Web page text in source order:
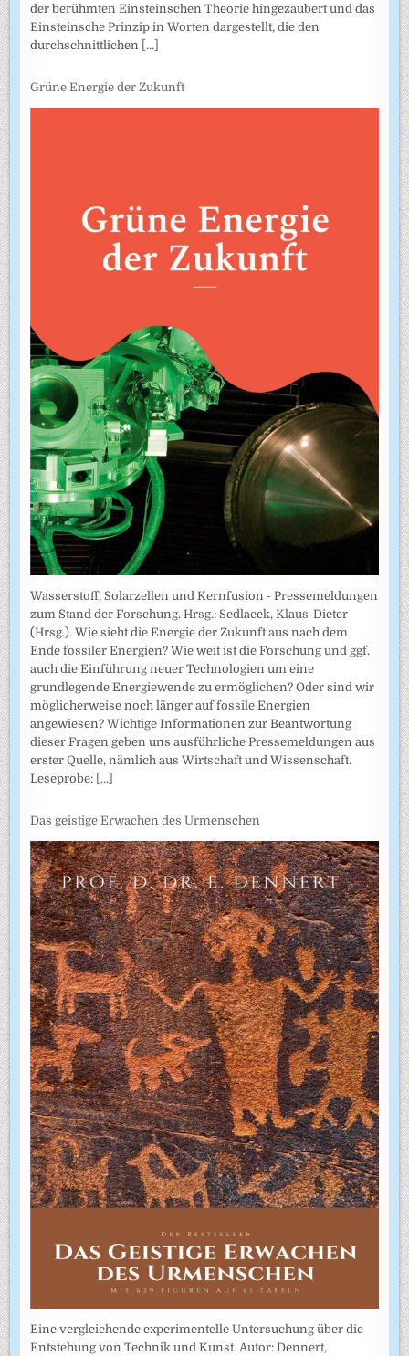
der berühmten Einsteinschen Theorie hingezaubert und das
Einsteinsche Prinzip in Worten dargestellt, die den
durchschnittlichen [...]
Grüne Energie der Zukunft
Wasserstoff, Solarzellen und Kernfusion - Pressemeldungen
zum Stand der Forschung. Hrsg.: Sedlacek, Klaus-Dieter
(Hrsg.). Wie sieht die Energie der Zukunft aus nach dem
Ende fossiler Energien? Wie weit ist die Forschung und ggf.
auch die Einführung neuer Technologien um eine
grundlegende Energiewende zu ermöglichen? Oder sind wir
möglicherweise noch länger auf fossile Energien
angewiesen? Wichtige Informationen zur Beantwortung
dieser Fragen geben uns ausführliche Pressemeldungen aus
erster Quelle, nämlich aus Wirtschaft und Wissenschaft.
Leseprobe: [...]
Das geistige Erwachen des Urmenschen
Eine vergleichende experimentelle Untersuchung über die
Entstehung von Technik und Kunst. Autor: Dennert,